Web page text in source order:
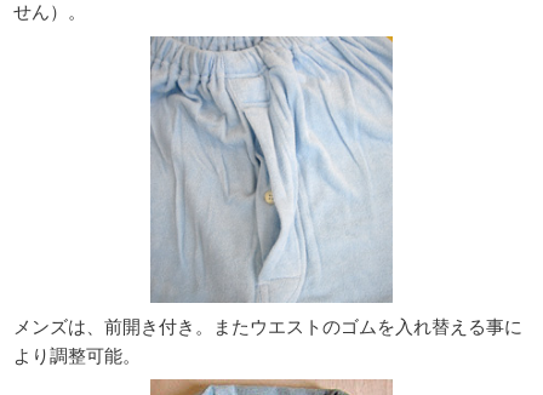
せん）。
メンズは、前開き付き。またウエストのゴムを入れ替える事に
より調整可能。